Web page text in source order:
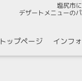
塩尻市
デザートメニューの
トップページ インフ